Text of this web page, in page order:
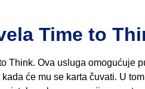
Time to
Think. Ova usluga omogućuje
će mu se karta čuvati. U